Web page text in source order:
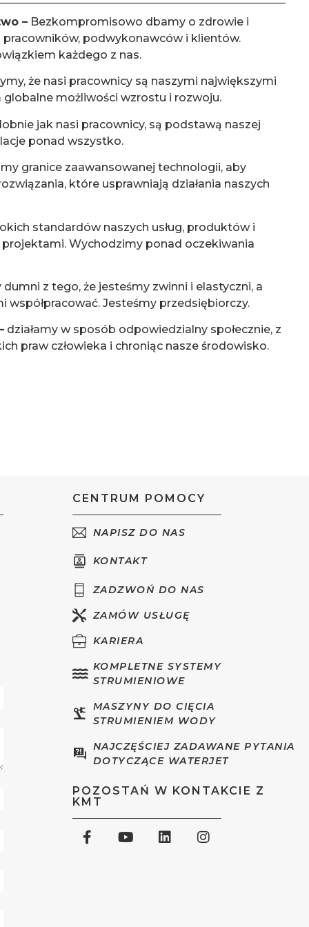
– Bezkompromisowo dbamy o zdrowie i
podwykonawców i klientów.
każdego z nas.
że nasi pracownicy są naszymi największymi
możliwości wzrostu i rozwoju.
jak nasi pracownicy, są podstawą naszej
ponad wszystko.
granice zaawansowanej technologii, aby
które usprawniają działania naszych
standardów naszych usług, produktów i
Wychodzimy ponad oczekiwania
z tego, że jesteśmy zwinni i elastyczni, a
współpracować. Jesteśmy przedsiębiorczy.
działamy w sposób odpowiedzialny społecznie, z
praw człowieka i chroniąc nasze środowisko.
CENTRUM POMOCY
NAPISZ DO NAS
KONTAKT
ZADZWOŃ DO NAS
ZAMÓW USŁUGĘ
KARIERA
KOMPLETNE SYSTEMY
STRUMIENIOWE
MASZYNY DO CIĘCIA
STRUMIENIEM WODY
NAJCZĘŚCIEJ ZADAWANE PYTANIA
DOTYCZĄCE WATERJET
POZOSTAŃ W KONTAKCIE Z
KMT